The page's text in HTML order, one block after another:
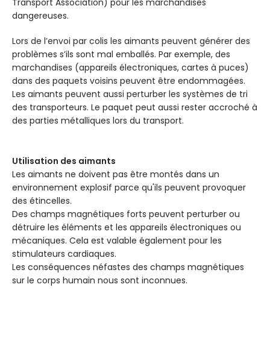
Transport Association) pour les marchandises
dangereuses.
Lors de l’envoi par colis les aimants peuvent générer des
problèmes s’ils sont mal emballés. Par exemple, des
marchandises (appareils électroniques, cartes à puces)
dans des paquets voisins peuvent être endommagées.
Les aimants peuvent aussi perturber les systèmes de tri
des transporteurs. Le paquet peut aussi rester accroché à
des parties métalliques lors du transport.
Utilisation des aimants
Les aimants ne doivent pas être montés dans un
environnement explosif parce qu'ils peuvent provoquer
des étincelles.
Des champs magnétiques forts peuvent perturber ou
détruire les éléments et les appareils électroniques ou
mécaniques. Cela est valable également pour les
stimulateurs cardiaques.
Les conséquences néfastes des champs magnétiques
sur le corps humain nous sont inconnues.